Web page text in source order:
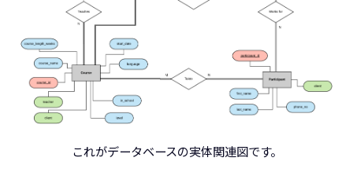
これがデータベースの実体関連図です。